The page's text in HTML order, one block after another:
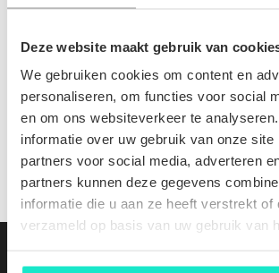
Deze website maakt gebruik van
We gebruiken cookies om content en
personaliseren, om functies voor social
en om ons websiteverkeer te
informatie over uw gebruik van onze site
partners voor social media, adverteren
partners kunnen deze gegevens
informatie die u aan ze heeft verstrekt of
verzameld op basis van uw gebruik van
ELI B ACERO
Nog niet gewaardeerd
0 sterren op basis van 0
JE BEOORDELING